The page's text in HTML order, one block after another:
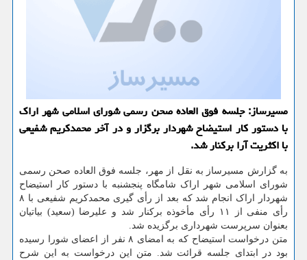
مسیرساز: جلسه فوق العاده صحن رسمی شورای اسلامی شهر اراک
با دستور کار استیضاح شهردار برگزار و در آخر محمدکریم شفیعی
با اکثریت آرا برکنار شد.
به گزارش مسیرساز به نقل از مهر، جلسه فوق العاده صحن رسمی
شورای اسلامی شهر اراک شامگاه پنجشنبه با دستور کار استیضاح
شهردار اراک انجام شد که بعد از رأی گیری محمدکریم شفیعی با ۸
رأی منفی از ۱۱ رأی مأخوذه برکنار شد و علیرضا (سعید) بیاتیان
بعنوان سرپرست شهرداری برگزیده شد.
متن درخواست استیضاح که به امضای ۸ نفر از اعضای شورا رسیده
بود در ابتدای جلسه قرائت شد. متن این درخواست به این شرح